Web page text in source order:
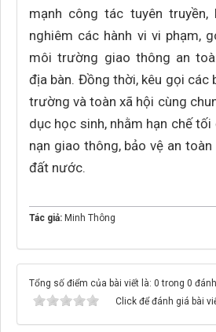
mạnh công tác tuyên
nghiêm các hành vi vi phạm,
môi trường giao thông an
địa bàn. Đồng thời, kêu gọi các
trường và toàn xã hội cùng
dục học sinh, nhằm hạn chế
nạn giao thông, bảo vệ an
đất nước.
Tác giả: Minh Thông
Tổng số điểm của bài viết là: 0 trong 0
Click để đánh giá bài